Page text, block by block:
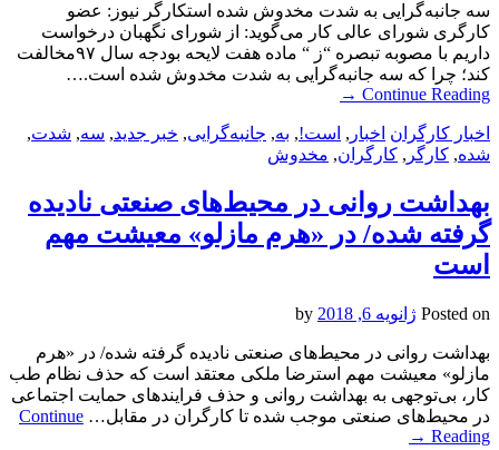
سه جانبه‌‌گرایی به شدت مخدوش شده استکارگر نیوز: عضو
کارگری شورای عالی کار می‌‌گوید: از شورای نگهبان درخواست
داریم با مصوبه تبصره “ز “ ماده هفت لایحه بودجه سال ۹۷مخالفت
کند؛ چرا که سه جانبه‌‌گرایی به شدت مخدوش شده است.…
Continue Reading
→
اخبار کارگران اخبار , است!, به, جانبه‌‌گرایی, خبر جدید, سه, شدت,
شده, کارگر , کارگران, مخدوش
بهداشت روانی در محیط‌های صنعتی نادیده
گرفته شده/ در «هرم مازلو» معیشت مهم
است
Posted on ژانویه 6, 2018
بهداشت روانی در محیط‌های صنعتی نادیده گرفته شده/ در «هرم
مازلو» معیشت مهم استرضا ملکی معتقد است که حذف نظام طب
کار، بی‌توجهی به بهداشت روانی و حذف فرایندهای حمایت اجتماعی
در محیط‌های صنعتی موجب شده تا کارگران در مقابل… Continue
Reading
→